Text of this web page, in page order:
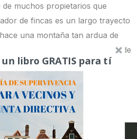
de muchos propietarios que
de fincas es un largo trayecto
una montaña tan ardua de
y dejan al administrador de
cómoda y felizmente en su
es así. Te revelamos cómo
de fincas en cuatro sencillos
libro GRATIS para tí